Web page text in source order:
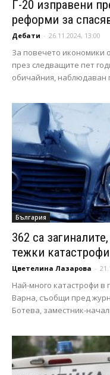
Г-20 изправени
реформи за
Дебати - 26.11.2024, 13:00
За повечето икономики
през следващите пет
обичайния, наблюдаван
България
362 са
тежки
Цветелина Лазарова -
Най-много катастрофи в
Варна, съобщи пред
Ботева, заместник-